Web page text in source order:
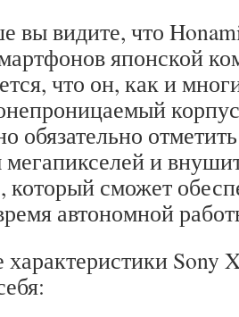
вы видите, что
японской
что он, как и
обязательно
мегапикселей и
который сможет
автономной
характеристики Sony